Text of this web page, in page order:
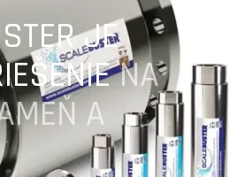
JE
NA
A